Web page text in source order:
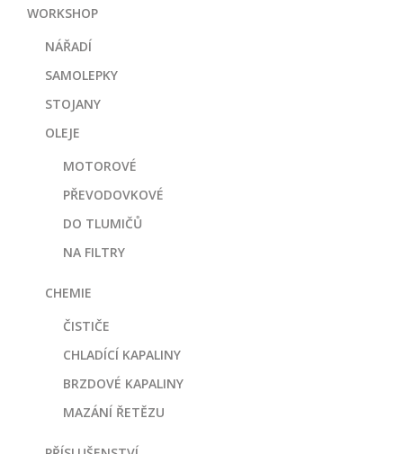
WORKSHOP
NÁŘADÍ
SAMOLEPKY
STOJANY
OLEJE
MOTOROVÉ
PŘEVODOVKOVÉ
DO TLUMIČŮ
NA FILTRY
CHEMIE
ČISTIČE
CHLADÍCÍ KAPALINY
BRZDOVÉ KAPALINY
MAZÁNÍ ŘETĚZU